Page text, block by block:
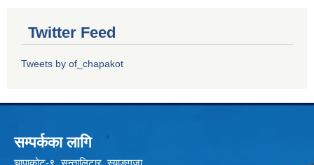
Twitter Feed
Tweets by of_chapakot
सम्पर्कका लागि